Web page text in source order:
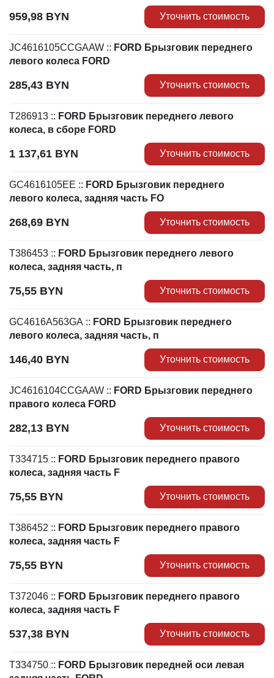
959,98 BYN Уточнить стоимость
JC4616105CCGAAW :: FORD Брызговик переднего
левого колеса FORD
285,43 BYN Уточнить стоимость
T286913 :: FORD Брызговик переднего левого
колеса, в сборе FORD
1 137,61 BYN Уточнить стоимость
GC4616105EE :: FORD Брызговик переднего
левого колеса, задняя часть FO
268,69 BYN Уточнить стоимость
T386453 :: FORD Брызговик переднего левого
колеса, задняя часть, п
75,55 BYN Уточнить стоимость
GC4616A563GA :: FORD Брызговик переднего
левого колеса, задняя часть, п
146,40 BYN Уточнить стоимость
JC4616104CCGAAW :: FORD Брызговик переднего
правого колеса FORD
282,13 BYN Уточнить стоимость
T334715 :: FORD Брызговик переднего правого
колеса, задняя часть F
75,55 BYN Уточнить стоимость
T386452 :: FORD Брызговик переднего правого
колеса, задняя часть F
75,55 BYN Уточнить стоимость
T372046 :: FORD Брызговик переднего правого
колеса, задняя часть F
537,38 BYN Уточнить стоимость
T334750 :: FORD Брызговик передней оси левая